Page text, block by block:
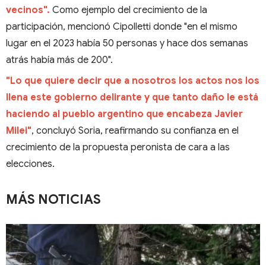
vecinos". Como ejemplo del crecimiento de la
participación, mencionó Cipolletti donde "en el mismo
lugar en el 2023 había 50 personas y hace dos semanas
atrás había más de 200".
"Lo que quiere decir que a nosotros los actos nos los
llena este gobierno delirante y que tanto daño le está
haciendo al pueblo argentino que encabeza Javier
Milei", concluyó Soria, reafirmando su confianza en el
crecimiento de la propuesta peronista de cara a las
elecciones.
MÁS NOTICIAS